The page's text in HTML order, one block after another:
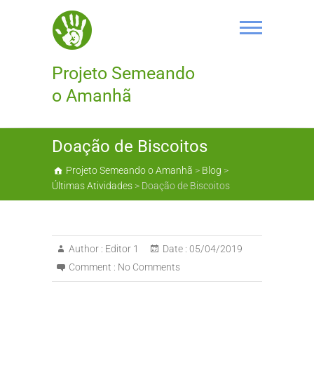
Projeto Semeando
o Amanhã
Doação de Biscoitos
Projeto Semeando o Amanhã > Blog >
Últimas Atividades > Doação de Biscoitos
Author : Editor 1 Date : 05/04/2019
Comment : No Comments